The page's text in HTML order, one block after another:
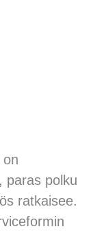
on
paras polku
ratkaisee.